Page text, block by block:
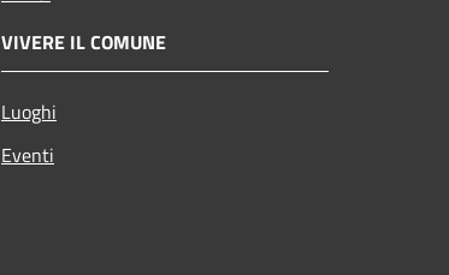
VIVERE IL COMUNE
Luoghi
Eventi